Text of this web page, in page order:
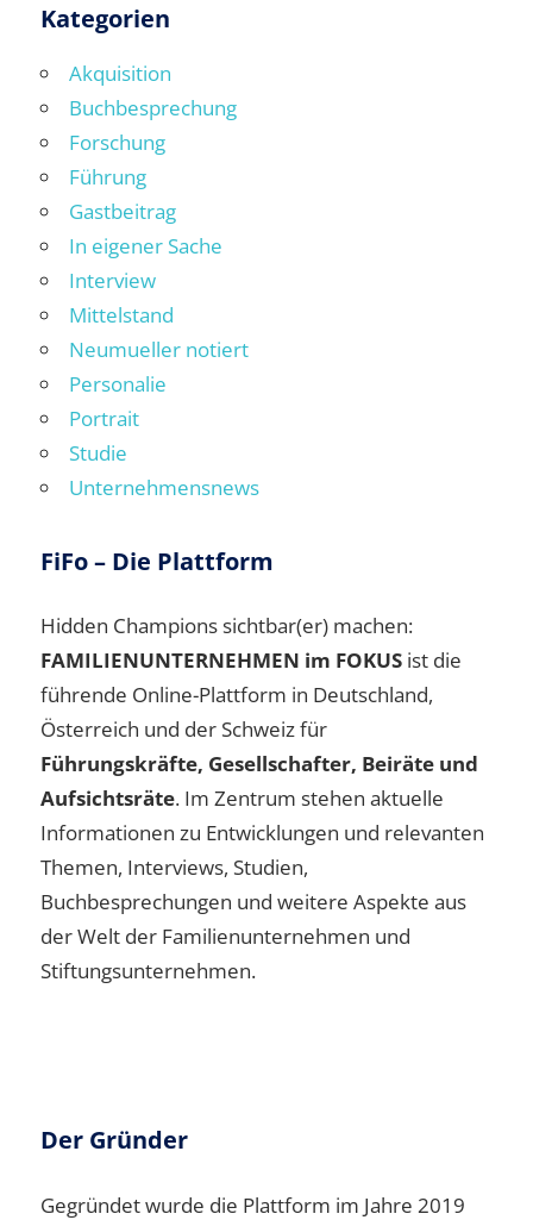
Kategorien
Akquisition
Buchbesprechung
Forschung
Führung
Gastbeitrag
In eigener Sache
Interview
Mittelstand
Neumueller notiert
Personalie
Portrait
Studie
Unternehmensnews
FiFo – Die Plattform
Hidden Champions sichtbar(er) machen:
FAMILIENUNTERNEHMEN im FOKUS ist die
führende Online-Plattform in Deutschland,
Österreich und der Schweiz für
Führungskräfte, Gesellschafter, Beiräte und
Aufsichtsräte. Im Zentrum stehen aktuelle
Informationen zu Entwicklungen und relevanten
Themen, Interviews, Studien,
Buchbesprechungen und weitere Aspekte aus
der Welt der Familienunternehmen und
Stiftungsunternehmen.
Der Gründer
Gegründet wurde die Plattform im Jahre 2019